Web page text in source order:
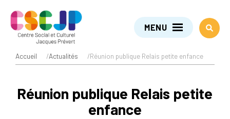
MENU
Accueil /Actualités /Réunion publique Relais petite enfance
Réunion publique Relais petite
enfance